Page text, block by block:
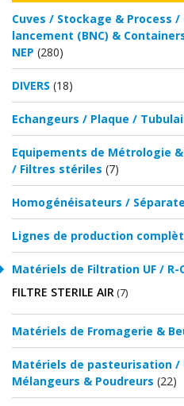
Cuves / Stockage & Process
lancement (BNC) & Containers
NEP (280)
DIVERS (18)
Echangeurs / Plaque /
Equipements de Métrologie
/ Filtres stériles (7)
Homogénéisateurs /
Lignes de production
Matériels de Filtration UF / R-
FILTRE STERILE AIR (7)
Matériels de Fromagerie &
Matériels de pasteurisation /
Mélangeurs & Poudreurs (22)